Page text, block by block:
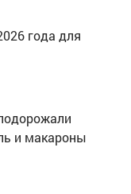
года для
и макароны